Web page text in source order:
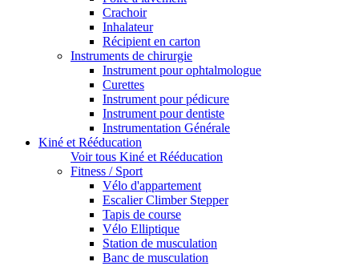
Crachoir
Inhalateur
Récipient en carton
Instruments de chirurgie
Instrument pour ophtalmologue
Curettes
Instrument pour pédicure
Instrument pour dentiste
Instrumentation Générale
Kiné et Rééducation
Voir tous Kiné et Rééducation
Fitness / Sport
Vélo d'appartement
Escalier Climber Stepper
Tapis de course
Vélo Elliptique
Station de musculation
Banc de musculation